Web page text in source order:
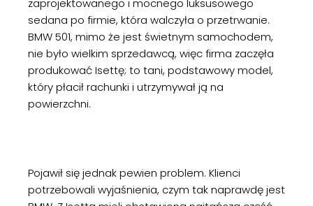
zaprojektowanego i mocnego luksusowego
sedana po firmie, która walczyła o przetrwanie.
BMW 501, mimo że jest świetnym samochodem,
nie było wielkim sprzedawcą, więc firma zaczęła
produkować Isettę; to tani, podstawowy model,
który płacił rachunki i utrzymywał ją na
powierzchni.
Pojawił się jednak pewien problem. Klienci
potrzebowali wyjaśnienia, czym tak naprawdę jest